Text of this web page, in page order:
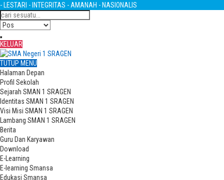
- LESTARI - INTEGRITAS - AMANAH - NASIONALIS
KELUAR
TUTUP MENU
Halaman Depan
Profil Sekolah
Sejarah SMAN 1 SRAGEN
Identitas SMAN 1 SRAGEN
Visi Misi SMAN 1 SRAGEN
Lambang SMAN 1 SRAGEN
Berita
Guru Dan Karyawan
Download
E-Learning
E-learning Smansa
Edukasi Smansa